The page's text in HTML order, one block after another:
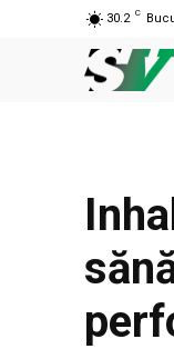
30.2 C